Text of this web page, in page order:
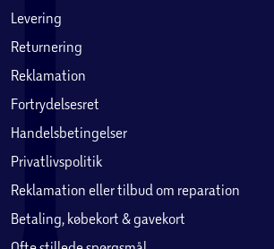
Levering
Returnering
Reklamation
Fortrydelsesret
Handelsbetingelser
Privatlivspolitik
Reklamation eller tilbud om reparation
Betaling, købekort & gavekort